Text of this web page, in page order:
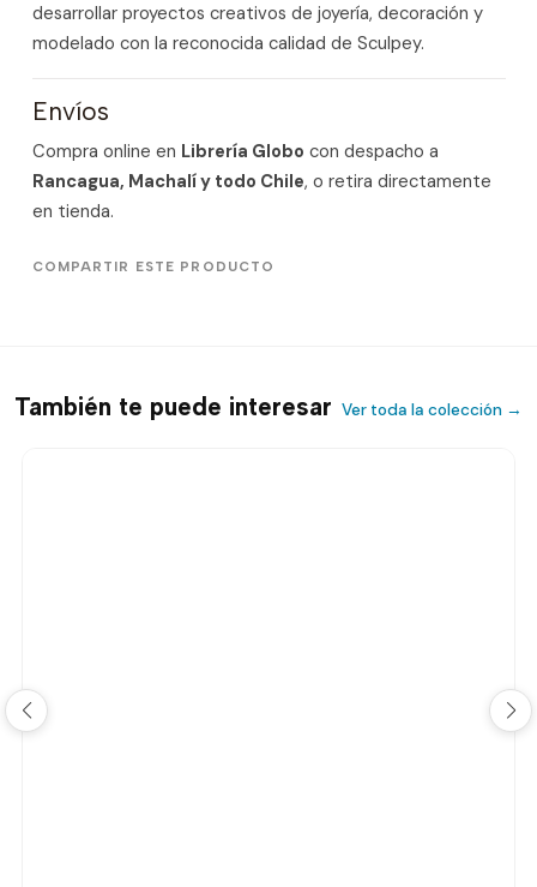
desarrollar proyectos creativos de joyería, decoración y
modelado con la reconocida calidad de Sculpey.
Envíos
Compra online en Librería Globo con despacho a
Rancagua, Machalí y todo Chile, o retira directamente
en tienda.
COMPARTIR ESTE PRODUCTO
También te puede interesar Ver toda la colección →